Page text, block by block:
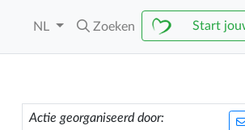
NL Zoeken Start
Actie georganiseerd door: